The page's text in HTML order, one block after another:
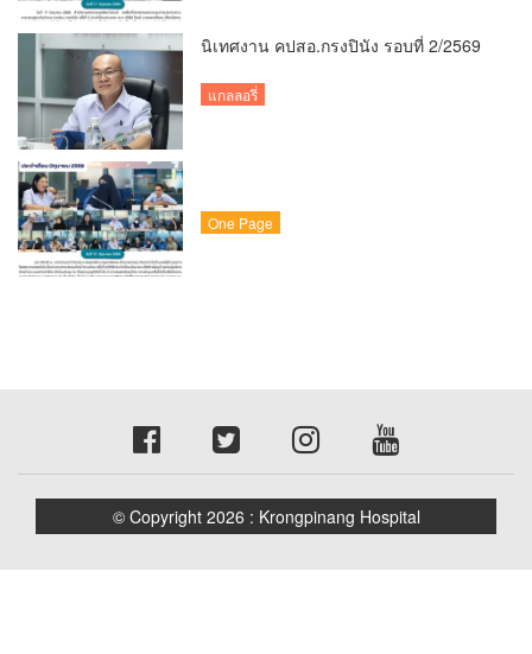
นิเทศงาน คปสอ.กรงปินัง รอบที่ 2/2569
แกลลอรี่
One Page
© Copyright 2026 : Krongpinang Hospital